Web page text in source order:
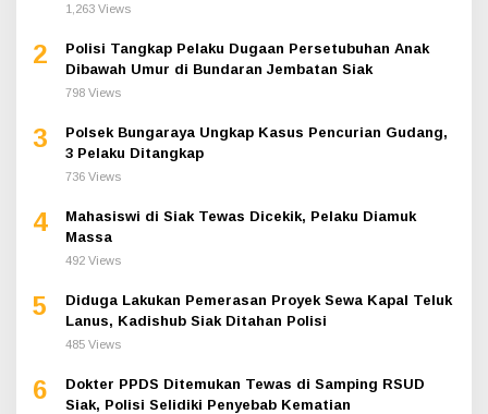
1,263 Views
2
Polisi Tangkap Pelaku Dugaan Persetubuhan Anak
Dibawah Umur di Bundaran Jembatan Siak
798 Views
3
Polsek Bungaraya Ungkap Kasus Pencurian Gudang,
3 Pelaku Ditangkap
736 Views
4
Mahasiswi di Siak Tewas Dicekik, Pelaku Diamuk
Massa
492 Views
5
Diduga Lakukan Pemerasan Proyek Sewa Kapal Teluk
Lanus, Kadishub Siak Ditahan Polisi
485 Views
6
Dokter PPDS Ditemukan Tewas di Samping RSUD
Siak, Polisi Selidiki Penyebab Kematian